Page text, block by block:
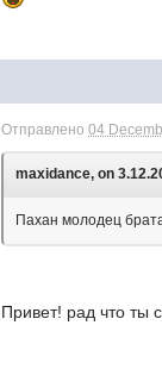
Отправлено04
maxidance, on
Пахан молодец
Привет! рад что ты